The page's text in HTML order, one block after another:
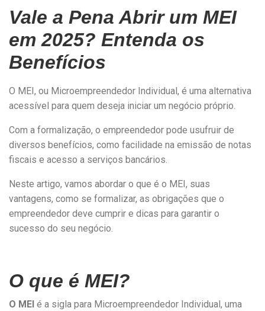
Vale a Pena Abrir um MEI
em 2025? Entenda os
Benefícios
O MEI, ou Microempreendedor Individual, é uma alternativa
acessível para quem deseja iniciar um negócio próprio.
Com a formalização, o empreendedor pode usufruir de
diversos benefícios, como facilidade na emissão de notas
fiscais e acesso a serviços bancários.
Neste artigo, vamos abordar o que é o MEI, suas
vantagens, como se formalizar, as obrigações que o
empreendedor deve cumprir e dicas para garantir o
sucesso do seu negócio.
O que é MEI?
O MEI é a sigla para Microempreendedor Individual, uma